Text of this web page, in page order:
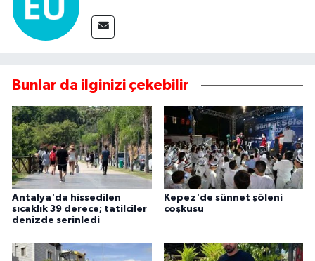
Bunlar da ilginizi çekebilir
Antalya'da hissedilen
sıcaklık 39 derece; tatilciler
denizde serinledi
Kepez'de sünnet şöleni
coşkusu